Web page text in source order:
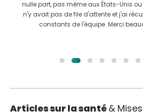
pour me faire soigner. Nous avons
choisissant GoMedii. Même après le
un excellent lien avec
Articles sur la santé &